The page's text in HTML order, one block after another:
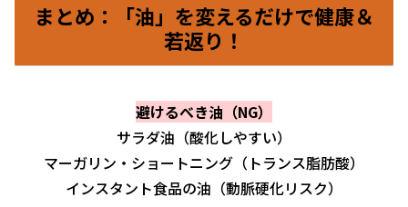
まとめ：「油」を変えるだけで健康＆
若返り！
避けるべき油（NG）
サラダ油（酸化しやすい）
マーガリン・ショートニング（トランス脂肪酸）
インスタント食品の油（動脈硬化リスク）